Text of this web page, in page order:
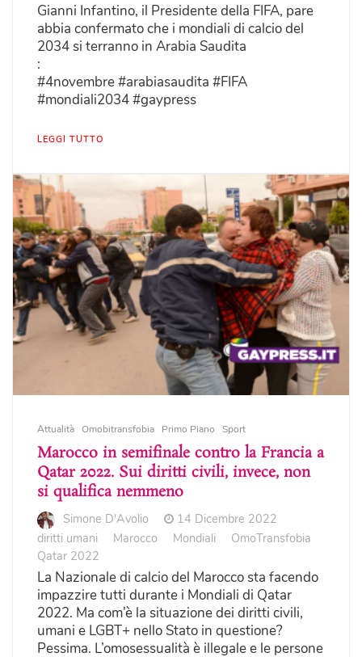
Gianni Infantino, il Presidente della FIFA, pare
abbia confermato che i mondiali di calcio del
2034 si terranno in Arabia Saudita
:
#4novembre #arabiasaudita #FIFA
#mondiali2034 #gaypress
LEGGI TUTTO
Attualità Omobitransfobia Primo Piano Sport
Marocco in semifinale contro la Francia a
Qatar 2022. Sui diritti civili, invece, non
si qualifica nemmeno
Simone D'Avolio
14 Dicembre 2022
diritti umani
Marocco Mondiali
OmoTransfobia
Qatar 2022
La Nazionale di calcio del Marocco sta facendo
impazzire tutti durante i Mondiali di Qatar
2022. Ma com’è la situazione dei diritti civili,
umani e LGBT+ nello Stato in questione?
Pessima. L’omosessualità è illegale e le persone